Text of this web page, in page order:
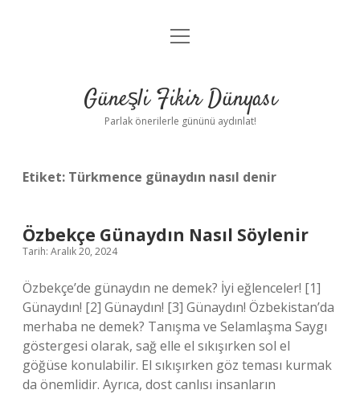
Anasayfa
Yasal Uyarı
menüyü
Güneşli Fikir Dünyası
Parlak önerilerle gününü aydınlat!
Etiket: Türkmence günaydın nasıl denir
Özbekçe Günaydın Nasıl Söylenir
Tarih: Aralık 20, 2024
Özbekçe’de günaydın ne demek? İyi eğlenceler! [1]
Günaydın! [2] Günaydın! [3] Günaydın! Özbekistan’da
merhaba ne demek? Tanışma ve Selamlaşma Saygı
göstergesi olarak, sağ elle el sıkışırken sol el
göğüse konulabilir. El sıkışırken göz teması kurmak
da önemlidir. Ayrıca, dost canlısı insanların